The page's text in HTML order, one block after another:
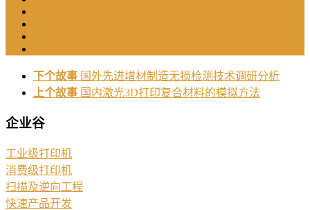
下个故事 国外先进增材制造无损检测技术调研分析
上个故事 国内激光3D打印复合材料的模拟方法
企业谷
工业级打印机
消费级打印机
扫描及逆向工程
快速产品开发